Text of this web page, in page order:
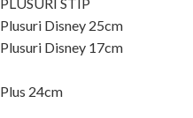
Plusuri Disney 25cm
Plusuri Disney 17cm
Plus 24cm